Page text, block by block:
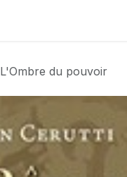
L'Ombre du pouvoir